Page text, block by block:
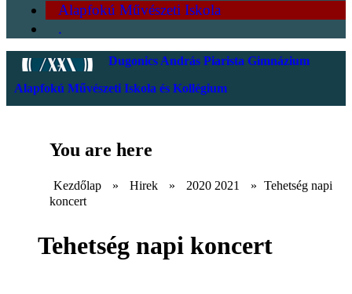
Alapfokú Művészeti Iskola
.
Dugonics András Piarista Gimnázium
Alapfokú Művészeti Iskola és Kollégium
You are here
Kezdőlap » Hirek » 2020 2021 » Tehetség napi
koncert
Tehetség napi koncert